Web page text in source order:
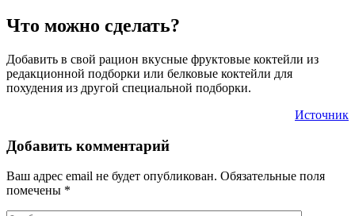
Что можно сделать?
Добавить в свой рацион вкусные фруктовые коктейли из
редакционной подборки или белковые коктейли для
похудения из другой специальной подборки.
Источник
Добавить комментарий
Ваш адрес email не будет опубликован. Обязательные поля
помечены *